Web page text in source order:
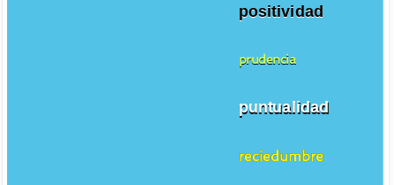
positividad
prudencia
puntualidad
reciedumbre